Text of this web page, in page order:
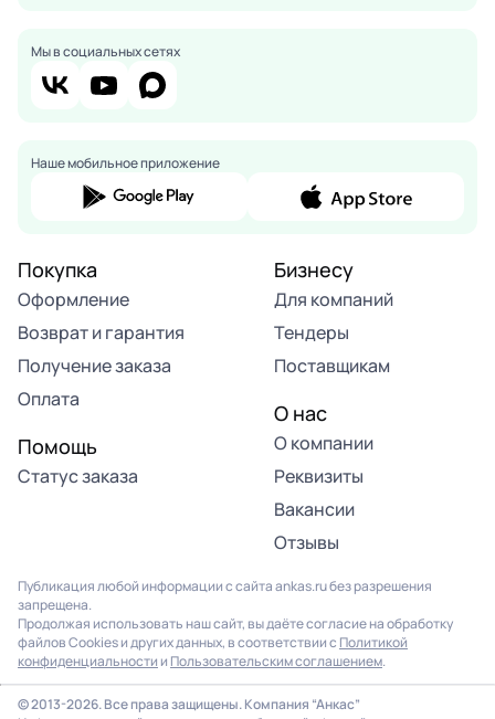
Мы в социальных сетях
Наше мобильное приложение
Покупка
Оформление
Возврат и гарантия
Получение заказа
Оплата
Помощь
Статус заказа
Бизнесу
Для компаний
Тендеры
Поставщикам
О нас
О компании
Реквизиты
Вакансии
Отзывы
Публикация любой информации с сайта ankas.ru без разрешения
запрещена.
Продолжая использовать наш сайт, вы даёте согласие на обработку
файлов Cookies и других данных, в соответствии с Политикой
конфиденциальности и Пользовательским соглашением.
© 2013-2026. Все права защищены. Компания “Анкас”
Продолжая использовать наш сайт, вы соглашаетесь на
использование файлов cookie. Подробнее вПолитике
конфиденциальности.